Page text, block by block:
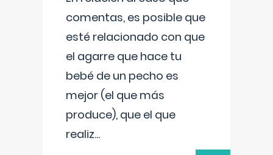
comentas, es posible que
esté relacionado con que
el agarre que hace tu
bebé de un pecho es
mejor (el que más
produce), que el que
realiz...